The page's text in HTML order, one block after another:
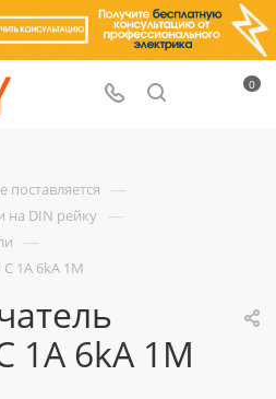
0
поставляется —
на DIN рейку —
—
1A 6kA 1M
1A 6kA 1M